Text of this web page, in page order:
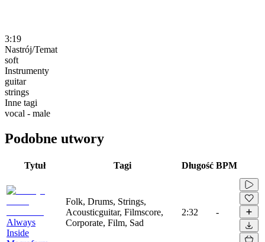
3:19
Nastrój/Temat
soft
Instrumenty
guitar
strings
Inne tagi
vocal - male
Podobne utwory
Tytuł Tagi Długość BPM
Always
Inside
Folk, Drums, Strings,
Acousticguitar, Filmscore,
Corporate, Film, Sad
2:32 -